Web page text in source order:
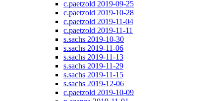
c.paetzold 2019-09-25
c.paetzold 2019-10-28
c.paetzold 2019-11-04
c.paetzold 2019-11-11
s.sachs 2019-10-30
s.sachs 2019-11-06
s.sachs 2019-11-13
s.sachs 2019-11-29
s.sachs 2019-11-15
s.sachs 2019-12-06
c.paetzold 2019-10-09